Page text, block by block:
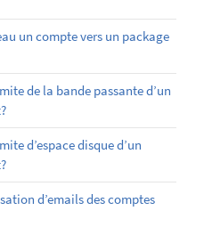
un compte vers un package
de la bande passante d’un
d’espace disque d’un
d’emails des comptes